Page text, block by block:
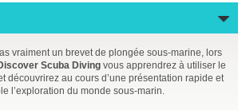
vraiment un brevet de plongée sous-marine, lors
Scuba Diving vous apprendrez à utiliser le
découvrirez au cours d’une présentation rapide et
l’exploration du monde sous-marin.